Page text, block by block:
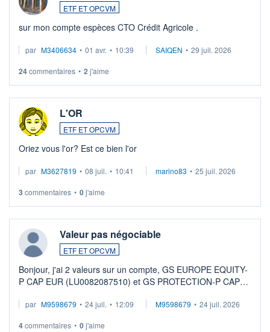
ETF ET OPCVM
sur mon compte espèces CTO Crédit Agricole .
par M3406634 • 01 avr. • 10:39 SAIQEN • 29 juil. 2026
24commentaires • 2 j'aime
L'OR
ETF ET OPCVM
Oriez vous l'or? Est ce bien l'or
par M3627819 • 08 juil. • 10:41 marino83 • 25 juil. 2026
3 commentaires • 0j'aime
Valeur pas négociable
ETF ET OPCVM
Bonjour, j'ai 2 valeurs sur un compte, GS EUROPE EQUITY-
P CAP EUR (LU0082087510) et GS PROTECTION-P CAP
veux procéder à la vente, on me signale ...
par M9598679 • 24 juil. • 12:09 M9598679 • 24 juil. 2026
4commentaires • 0j'aime